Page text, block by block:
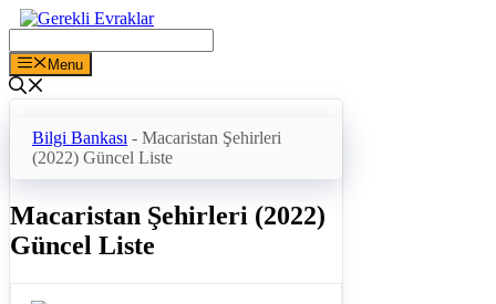
İçeriğe
Menu
Bilgi Bankası - Macaristan Şehirleri
(2022) Güncel Liste
Macaristan Şehirleri (2022)
Güncel Liste